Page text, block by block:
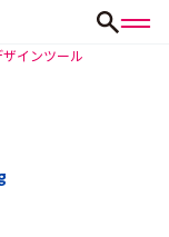
インツール